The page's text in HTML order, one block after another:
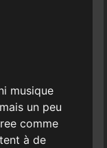
musique
un peu
comme
à de